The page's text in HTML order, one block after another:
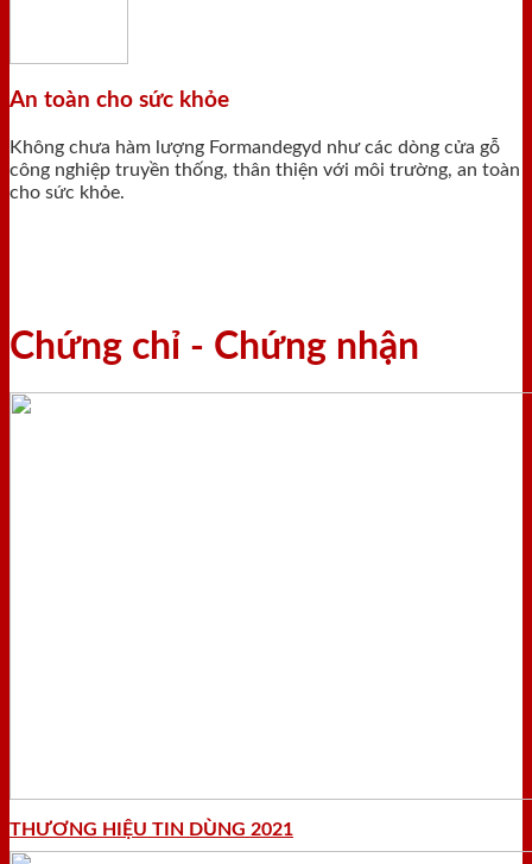
An toàn cho sức khỏe
Không chưa hàm lượng Formandegyd như các dòng cửa gỗ
công nghiệp truyền thống, thân thiện với môi trường, an toàn
cho sức khỏe.
Chứng chỉ - Chứng nhận
THƯƠNG HIỆU TIN DÙNG 2021